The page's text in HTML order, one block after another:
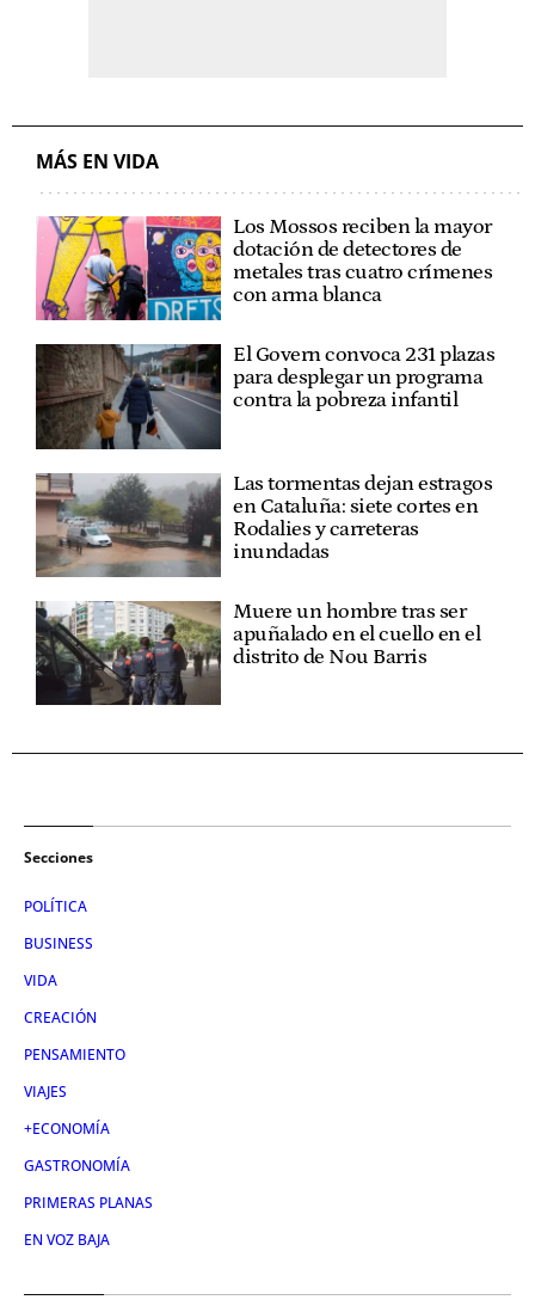
MÁS EN VIDA
Los Mossos reciben la mayor
dotación de detectores de
metales tras cuatro crímenes
con arma blanca
El Govern convoca 231 plazas
para desplegar un programa
contra la pobreza infantil
Las tormentas dejan estragos
en Cataluña: siete cortes en
Rodalies y carreteras
inundadas
Muere un hombre tras ser
apuñalado en el cuello en el
distrito de Nou Barris
Secciones
POLÍTICA
BUSINESS
VIDA
CREACIÓN
PENSAMIENTO
VIAJES
+ECONOMÍA
GASTRONOMÍA
PRIMERAS PLANAS
EN VOZ BAJA